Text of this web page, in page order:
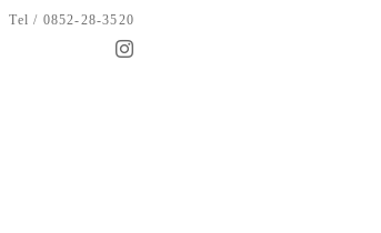
Tel / 0852-28-3520